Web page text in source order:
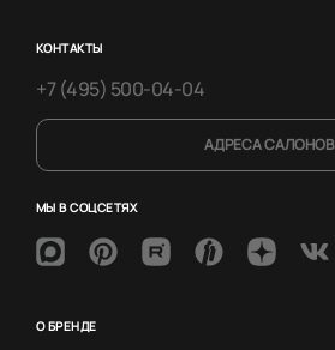
КОНТАКТЫ
+7 (495) 500-04-04
АДРЕСА САЛОНОВ
МЫ В СОЦСЕТЯХ
О БРЕНДЕ